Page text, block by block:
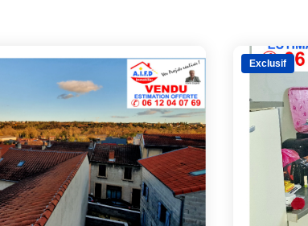
Exclusif